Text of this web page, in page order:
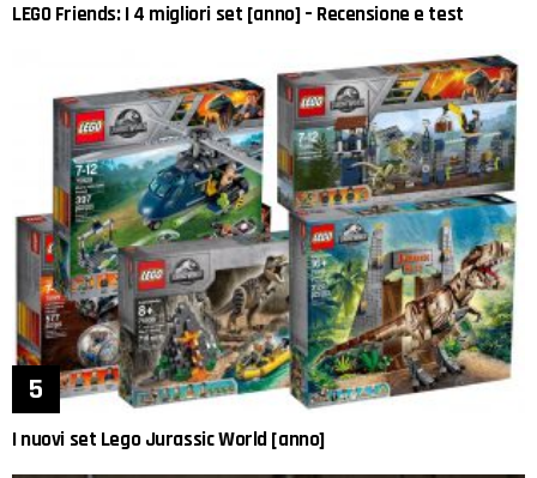
LEGO Friends: I 4 migliori set [anno] – Recensione e test
I nuovi set Lego Jurassic World [anno]